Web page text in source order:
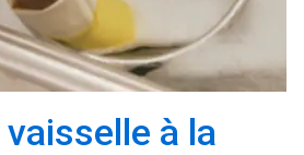
à la